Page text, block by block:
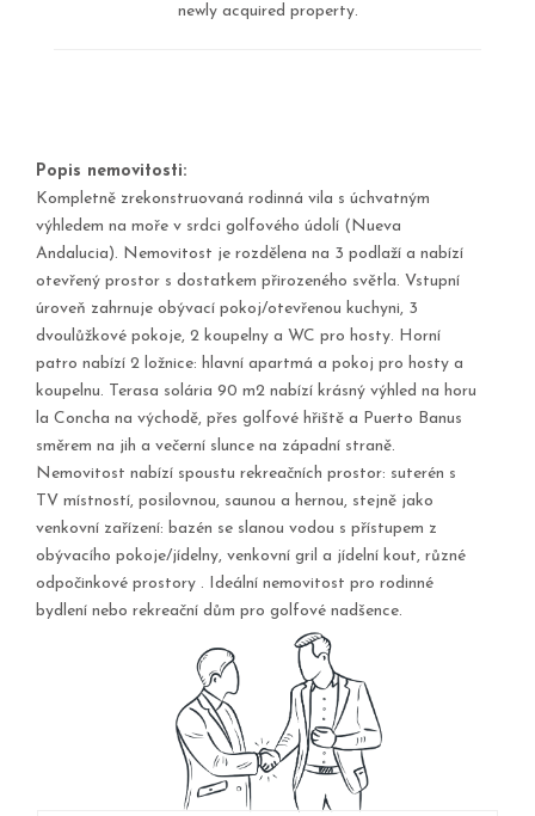
newly acquired property.
Popis nemovitosti:
Kompletně zrekonstruovaná rodinná vila s úchvatným
výhledem na moře v srdci golfového údolí (Nueva
Andalucia). Nemovitost je rozdělena na 3 podlaží a nabízí
otevřený prostor s dostatkem přirozeného světla. Vstupní
úroveň zahrnuje obývací pokoj/otevřenou kuchyni, 3
dvoulůžkové pokoje, 2 koupelny a WC pro hosty. Horní
patro nabízí 2 ložnice: hlavní apartmá a pokoj pro hosty a
koupelnu. Terasa solária 90 m2 nabízí krásný výhled na horu
la Concha na východě, přes golfové hřiště a Puerto Banus
směrem na jih a večerní slunce na západní straně.
Nemovitost nabízí spoustu rekreačních prostor: suterén s
TV místností, posilovnou, saunou a hernou, stejně jako
venkovní zařízení: bazén se slanou vodou s přístupem z
obývacího pokoje/jídelny, venkovní gril a jídelní kout, různé
odpočinkové prostory . Ideální nemovitost pro rodinné
bydlení nebo rekreační dům pro golfové nadšence.